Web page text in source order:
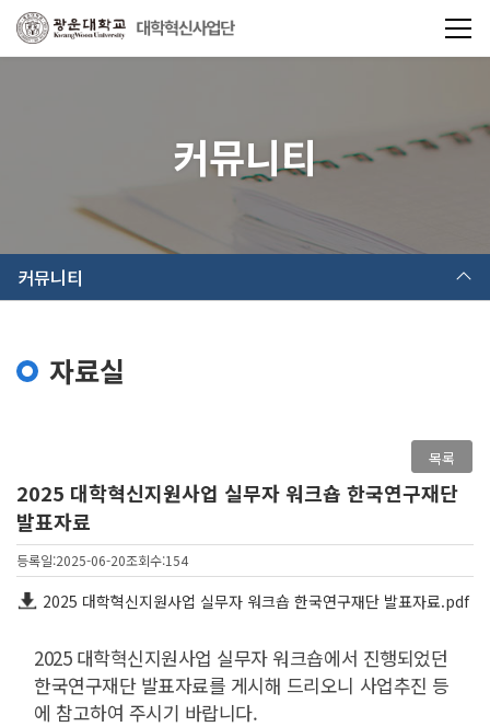
커뮤니티
커뮤니티
자료실
목록
2025 대학혁신지원사업 실무자 워크숍 한국연구재단
발표자료
등록일:2025-06-20조회수:154
2025 대학혁신지원사업 실무자 워크숍 한국연구재단 발표자료.pdf
2025 대학혁신지원사업 실무자 워크숍에서 진행되었던
한국연구재단 발표자료를 게시해 드리오니 사업추진 등
에 참고하여 주시기 바랍니다.